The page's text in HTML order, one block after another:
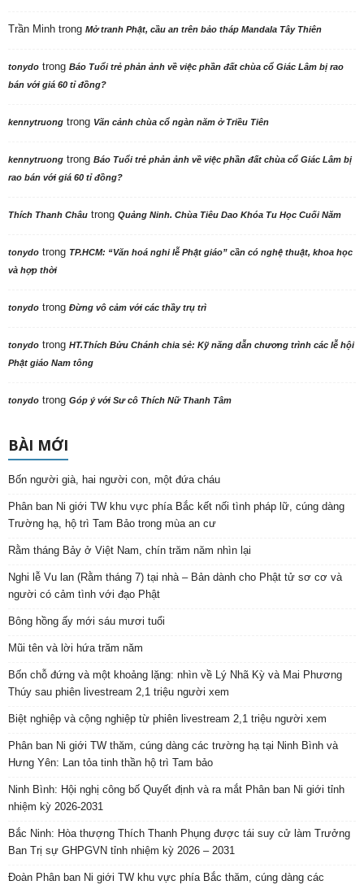
Trần Minh trong Mở tranh Phật, cầu an trên bảo tháp Mandala Tây Thiên
tonydo trong Báo Tuổi trẻ phản ảnh về việc phần đất chùa cổ Giác Lâm bị rao
bán với giá 60 tỉ đồng?
kennytruong trong Vãn cảnh chùa cổ ngàn năm ở Triều Tiên
kennytruong trong Báo Tuổi trẻ phản ảnh về việc phần đất chùa cổ Giác Lâm bị
rao bán với giá 60 tỉ đồng?
Thích Thanh Châu trong Quảng Ninh. Chùa Tiêu Dao Khóa Tu Học Cuối Năm
tonydo trong TP.HCM: “Văn hoá nghi lễ Phật giáo” cần có nghệ thuật, khoa học
và hợp thời
tonydo trong Đừng vô cảm với các thầy trụ trì
tonydo trong HT.Thích Bửu Chánh chia sẻ: Kỹ năng dẫn chương trình các lễ hội
Phật giáo Nam tông
tonydo trong Góp ý với Sư cô Thích Nữ Thanh Tâm
BÀI MỚI
Bốn người già, hai người con, một đứa cháu
Phân ban Ni giới TW khu vực phía Bắc kết nối tình pháp lữ, cúng dàng
Trường hạ, hộ trì Tam Bảo trong mùa an cư
Rằm tháng Bảy ở Việt Nam, chín trăm năm nhìn lại
Nghi lễ Vu lan (Rằm tháng 7) tại nhà – Bản dành cho Phật tử sơ cơ và
người có cảm tình với đạo Phật
Bông hồng ấy mới sáu mươi tuổi
Mũi tên và lời hứa trăm năm
Bốn chỗ đứng và một khoảng lặng: nhìn về Lý Nhã Kỳ và Mai Phương
Thúy sau phiên livestream 2,1 triệu người xem
Biệt nghiệp và cộng nghiệp từ phiên livestream 2,1 triệu người xem
Phân ban Ni giới TW thăm, cúng dàng các trường hạ tại Ninh Bình và
Hưng Yên: Lan tỏa tinh thần hộ trì Tam bảo
Ninh Bình: Hội nghị công bố Quyết định và ra mắt Phân ban Ni giới tỉnh
nhiệm kỳ 2026-2031
Bắc Ninh: Hòa thượng Thích Thanh Phụng được tái suy cử làm Trưởng
Ban Trị sự GHPGVN tỉnh nhiệm kỳ 2026 – 2031
Đoàn Phân ban Ni giới TW khu vực phía Bắc thăm, cúng dàng các